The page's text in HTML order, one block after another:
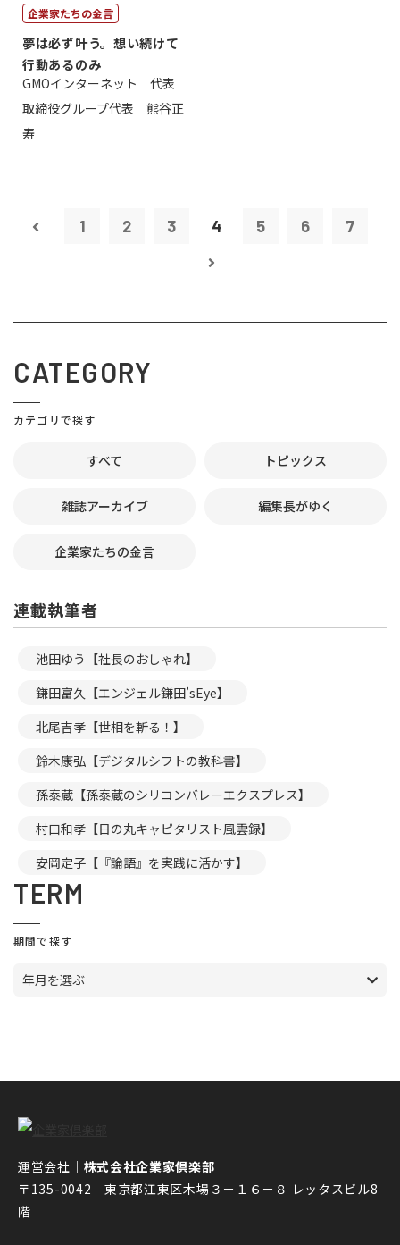
企業家たちの金言
夢は必ず叶う。想い続けて
行動あるのみ
GMOインターネット 代表
取締役グループ代表 熊谷正
寿
1 2 3 4 5 6 7
CATEGORY
カテゴリで探す
すべて トピックス
雑誌アーカイブ 編集長がゆく
企業家たちの金言
連載執筆者
池田ゆう【社長のおしゃれ】
鎌田富久【エンジェル鎌田’sEye】
北尾吉孝【世相を斬る！】
鈴木康弘【デジタルシフトの教科書】
孫泰蔵【孫泰蔵のシリコンバレーエクスプレス】
村口和孝【日の丸キャピタリスト風雲録】
安岡定子【『論語』を実践に活かす】
TERM
期間で探す
年月を選ぶ
運営会社｜ 株式会社企業家倶楽部
〒135-0042 東京都江東区木場３－１６－８ レッタスビル8
階